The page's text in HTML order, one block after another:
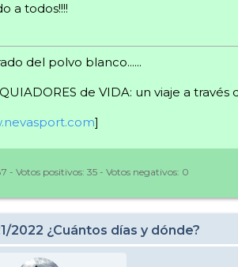
a todos!!!!
del polvo blanco......
de VIDA: un viaje a
]
- Votos positivos: 35 - Votos negativos: 0
2022 ¿Cuántos días y dónde?